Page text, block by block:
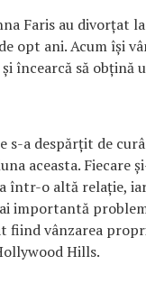
Faris au divorțat
opt ani. Acum își
încearcă să obțină
s-a despărțit de
aceasta. Fiecare
într-o altă relație,
importantă
fiind vânzarea
Hills.